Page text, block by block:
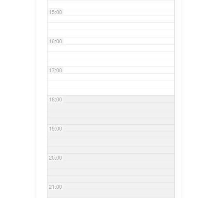
15:00
16:00
17:00
18:00
19:00
20:00
21:00